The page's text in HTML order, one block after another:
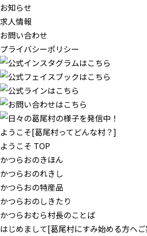
お知らせ
求人情報
お問い合わせ
プライバシーポリシー
ようこそ[葛尾村ってどんな村？]
ようこそ TOP
かつらおのきほん
かつらおのれきし
かつらおの特産品
かつらおのしきたり
かつらおむら村長のことば
はじめまして[葛尾村にすみ始める方へ